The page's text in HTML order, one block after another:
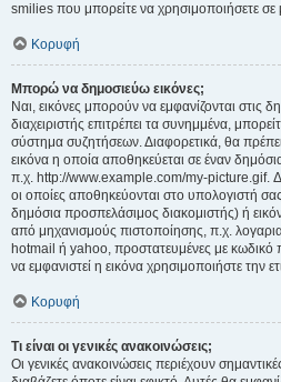
smilies που μπορείτε να χρησιμοποιήσετε σε
Κορυφή
Μπορώ να δημοσιεύω εικόνες;
Ναι, εικόνες μπορούν να εμφανίζονται στις
διαχειριστής επιτρέπει τα συνημμένα,
σύστημα συζητήσεων. Διαφορετικά, θα
εικόνα η οποία αποθηκεύεται σε έναν
π.χ. http://www.example.com/my-picture.gif.
οι οποίες αποθηκεύονται στο υπολογιστή
δημόσια προσπελάσιμος διακομιστής) ή
από μηχανισμούς πιστοποίησης, π.χ.
hotmail ή yahoo, προστατευμένες με κωδικό
να εμφανιστεί η εικόνα χρησιμοποιήστε την
Κορυφή
Τι είναι οι γενικές ανακοινώσεις;
Οι γενικές ανακοινώσεις περιέχουν